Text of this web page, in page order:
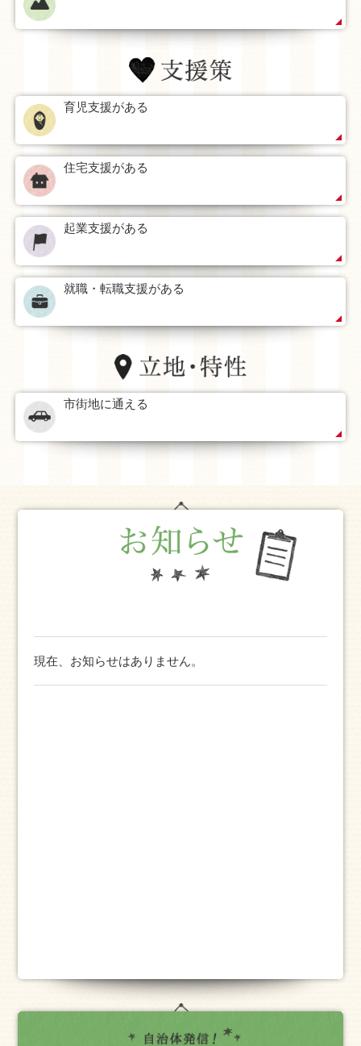
育児支援がある
住宅支援がある
起業支援がある
就職・転職支援がある
市街地に通える
現在、お知らせはありません。